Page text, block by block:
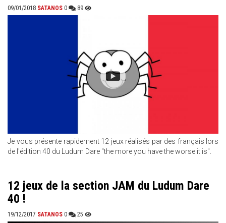
09/01/2018 SATANOS 0 89
Je vous présente rapidement 12 jeux réalisés par des français lors
de l'édition 40 du Ludum Dare "the more you have the worse it is".
12 jeux de la section JAM du Ludum Dare
40 !
19/12/2017 SATANOS 0 25